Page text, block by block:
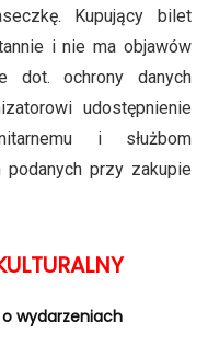
Kupujący bilet
i nie ma objawów
dot. ochrony danych
udostępnienie
i służbom
przy zakupie
wydarzeniach